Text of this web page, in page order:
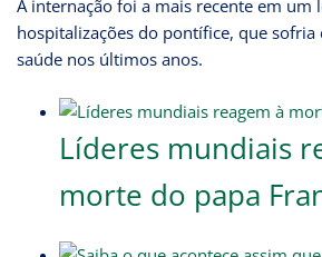
A internação foi a mais recente em um
hospitalizações do pontífice, que
saúde nos últimos anos.
Líderes mundiais
morte do papa